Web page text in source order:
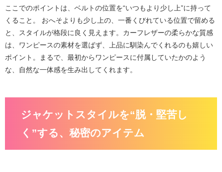
ここでのポイントは、 ベルトの位置を“いつもより少し上”に持って
くること。
おへそよりも少し上の、一番くびれている位置で留める
と、スタイルが格段に良く見えます。カーフレザーの柔らかな質感
は、ワンピースの素材を選ばず、上品に馴染んでくれるのも嬉しい
ポイント。まるで、最初からワンピースに付属していたかのよう
な、自然な一体感を生み出してくれます。
ジャケットスタイルを“脱・堅苦し
く”する、秘密のアイテム